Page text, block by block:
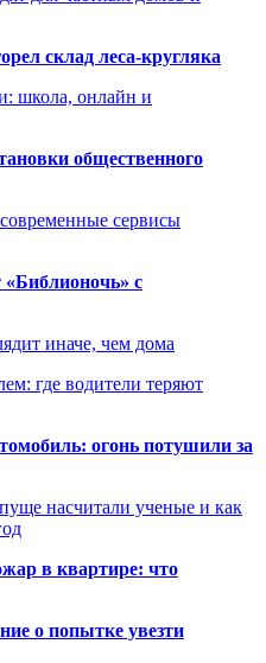
склад леса-кругляка
школа, онлайн и
общественного
сервисы
с
иначе, чем дома
где водители теряют
огонь потушили за
насчитали ученые и как
в квартире: что
о попытке увезти